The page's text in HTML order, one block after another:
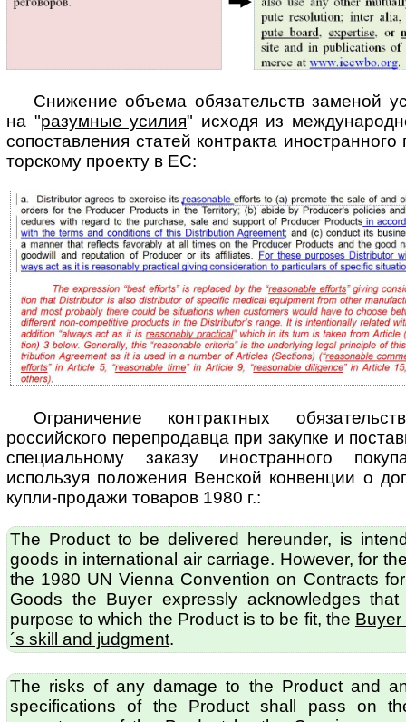
Снижение объема обязательств заменой
на "разумные усилия" исходя из
сопоставления статей контракта
тор­ско­му проекту в ЕС:
Ограничение контрактных
российского перепродавца при закупке и
специальному заказу иностранного
используя по­ло­же­ния Венской конвенции о
купли-продажи товаров 1980 г.:
The Product to be delivered hereunder, is
goods in international air carriage. However, for
the 1980 UN Vienna Convention on Contracts
Goods the Buyer expressly acknowledges
purpose to which the Product is to be fit, the
´s skill and judgment.
The risks of any damage to the Product and
specifications of the Product shall pass on